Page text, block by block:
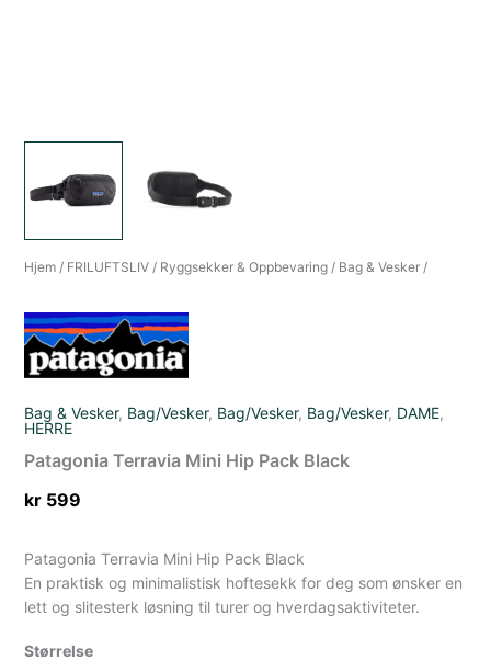
Hjem / FRILUFTSLIV / Ryggsekker & Oppbevaring / Bag & Vesker /
Bag & Vesker, Bag/Vesker, Bag/Vesker, Bag/Vesker, DAME,
HERRE
Patagonia Terravia Mini Hip Pack Black
kr 599
Patagonia Terravia Mini Hip Pack Black
En praktisk og minimalistisk hoftesekk for deg som ønsker en
lett og slitesterk løsning til turer og hverdagsaktiviteter.
Størrelse